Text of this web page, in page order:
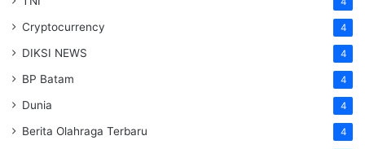
Cryptocurrency 4
DIKSI NEWS 4
BP Batam 4
Dunia 4
Berita Olahraga Terbaru 4